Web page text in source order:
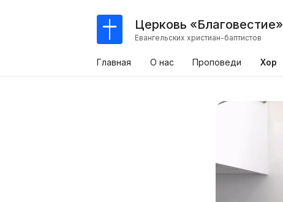
Церковь «Благовестие»
Евангельских христиан-баптистов
Главная О нас Проповеди Хор